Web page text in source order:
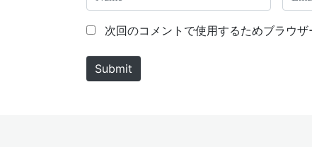
a
m
*
m
a
次回のコメントで使用するためブラウ
Submit